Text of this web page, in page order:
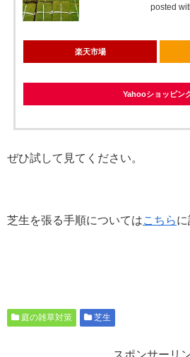
posted
楽天市場
Yahooショッピン
ぜひ試して見てください。
芝生を張る手順についてはこちらに
庭の雑草対策 芝生
スポンサーリ